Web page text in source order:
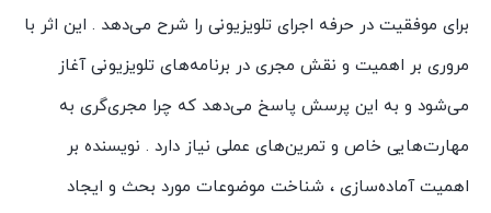
شرق
برای موفقیت در حرفه اجرای تلویزیونی را شرح می‌دهد . این اثر با
مروری بر اهمیت و نقش مجری در برنامه‌های تلویزیونی آغاز
می‌شود و به این پرسش پاسخ می‌دهد که چرا مجری‌گری به
مهارت‌هایی خاص و تمرین‌های عملی نیاز دارد . نویسنده بر
اهمیت آماده‌سازی ، شناخت موضوعات مورد بحث و ایجاد